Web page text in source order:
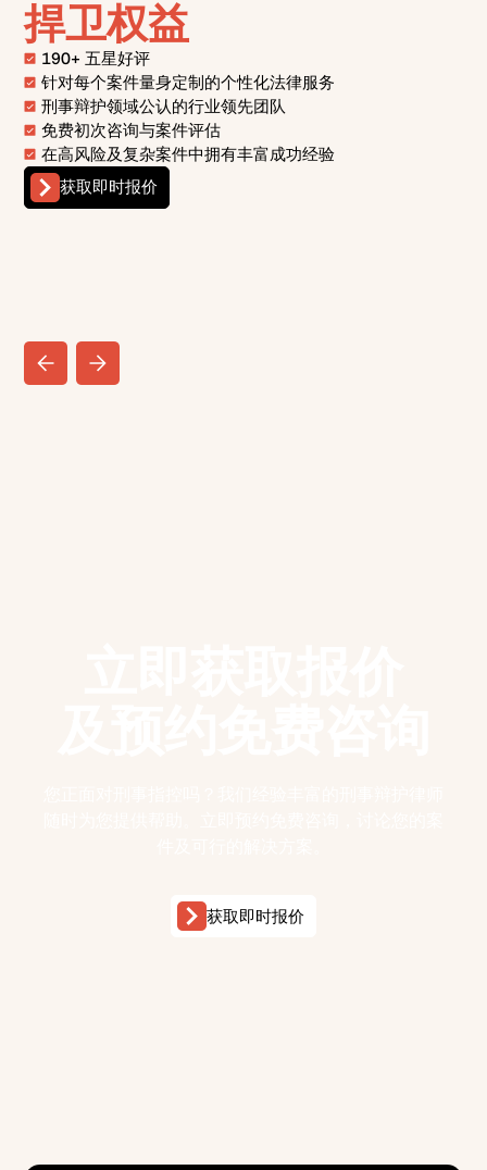
捍卫权益
190+ 五星好评
针对每个案件量身定制的个性化法律服务
刑事辩护领域公认的行业领先团队
免费初次咨询与案件评估
在高风险及复杂案件中拥有丰富成功经验
获取即时报价
获取即时报价